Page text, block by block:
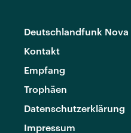
Deutschlandfunk Nova
Kontakt
Empfang
Trophäen
Datenschutzerklärung
Impressum